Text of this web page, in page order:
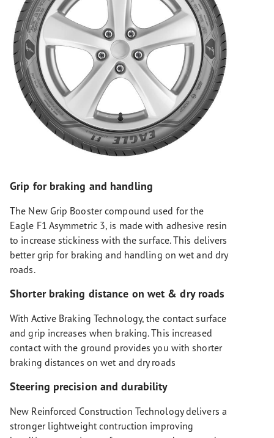
Grip for braking and handling
The New Grip Booster compound used for the
Eagle F1 Asymmetric 3, is made with adhesive resin
to increase stickiness with the surface. This delivers
better grip for braking and handling on wet and dry
roads.
Shorter braking distance on wet & dry roads
With Active Braking Technology, the contact surface
and grip increases when braking. This increased
contact with the ground provides you with shorter
braking distances on wet and dry roads
Steering precision and durability
New Reinforced Construction Technology delivers a
stronger lightweight contruction improving